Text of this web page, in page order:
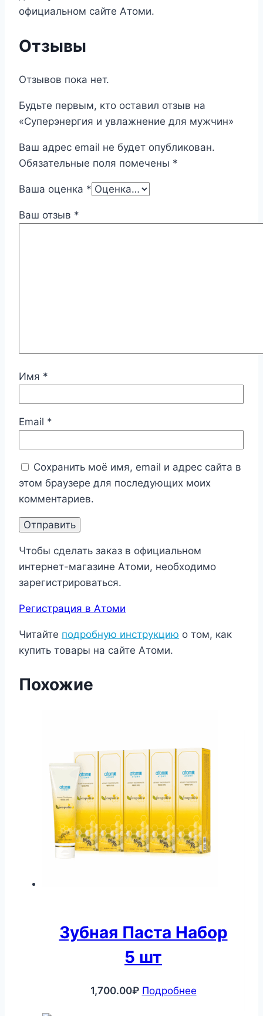
официальном сайте Атоми.
Отзывы
Отзывов пока нет.
Будьте первым, кто оставил отзыв на
«Суперэнергия и увлажнение для мужчин»
Ваш адрес email не будет опубликован.
Обязательные поля помечены *
Ваша оценка *
Ваш отзыв *
Имя *
Email *
Сохранить моё имя, email и адрес сайта в
этом браузере для последующих моих
комментариев.
Чтобы сделать заказ в официальном
интернет-магазине Атоми, необходимо
зарегистрироваться.
Регистрация в Атоми
Читайте подробную инструкцию о том, как
купить товары на сайте Атоми.
Похожие
Зубная Паста Набор
5 шт
1,700.00₽ Подробнее